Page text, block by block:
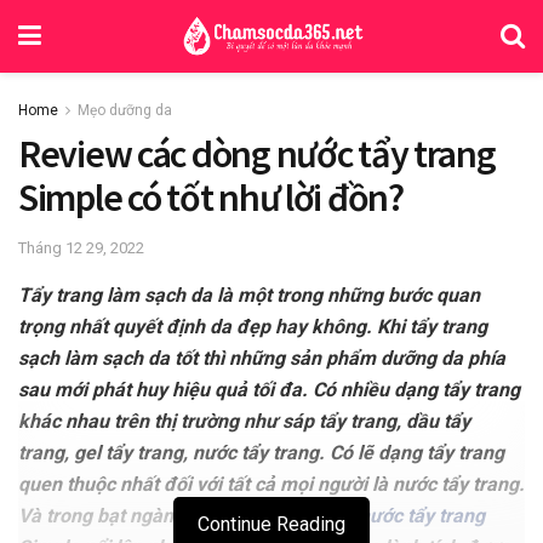
Home Mẹo dưỡng da
Review các dòng nước tẩy trang
Simple có tốt như lời đồn?
Tháng 12 29, 2022
Tẩy trang làm sạch da là một trong những bước quan
trọng nhất quyết định da đẹp hay không. Khi tẩy trang
sạch làm sạch da tốt thì những sản phẩm dưỡng da phía
sau mới phát huy hiệu quả tối đa. Có nhiều dạng tẩy trang
khác nhau trên thị trường như sáp tẩy trang, dầu tẩy
trang, gel tẩy trang, nước tẩy trang. Có lẽ dạng tẩy trang
quen thuộc nhất đối với tất cả mọi người là nước tẩy trang.
Và trong bạt ngàn những sản phẩm ấy,
nước tẩy trang
Continue Reading